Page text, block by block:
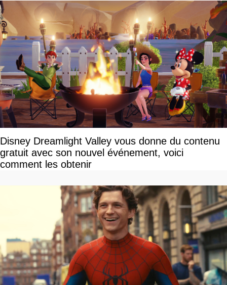
Disney Dreamlight Valley vous donne du contenu
gratuit avec son nouvel événement, voici
comment les obtenir